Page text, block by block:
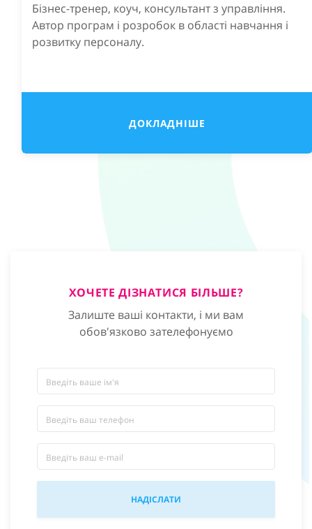
Бізнес-тренер, коуч, консультант з управління.
Автор програм і розробок в області навчання і
розвитку персоналу.
ДОКЛАДНІШЕ
ХОЧЕТЕ ДІЗНАТИСЯ БІЛЬШЕ?
Залиште ваші контакти, і ми вам
обов'язково зателефонуємо